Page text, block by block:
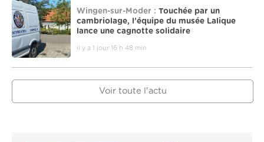
Wingen-sur-Moder : Touchée par un
cambriolage, l’équipe du musée Lalique
lance une cagnotte solidaire
il y a 1 jour 16 h 48 min
Voir toute l'actu